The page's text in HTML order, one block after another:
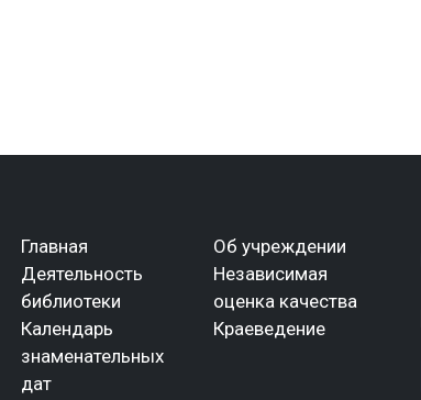
Главная
Об учреждении
Деятельность
библиотеки
Независимая
оценка качества
Календарь
знаменательных
дат
Краеведение